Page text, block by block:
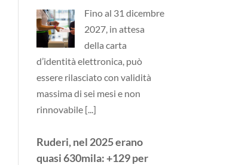
Fino al 31 dicembre
2027, in attesa
della carta
d’identità elettronica, può
essere rilasciato con validità
massima di sei mesi e non
rinnovabile [...]
Ruderi, nel 2025 erano
quasi 630mila: +129 per